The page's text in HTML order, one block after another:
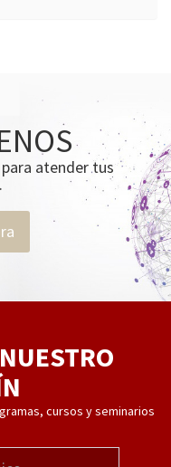
atender tus
cursos y seminarios